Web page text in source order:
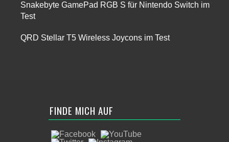
Snakebyte GamePad RGB S für Nintendo Switch im
Test
QRD Stellar T5 Wireless Joycons im Test
FINDE MICH AUF